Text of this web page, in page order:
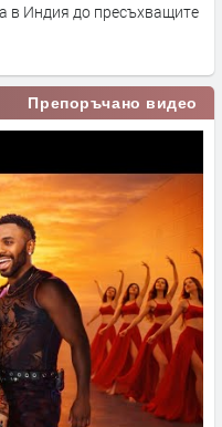
в Индия до пресъхващите
Препоръчано видео